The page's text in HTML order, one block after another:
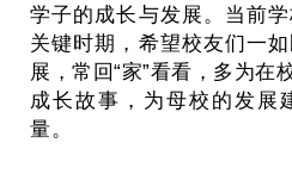
学子的成长与发展。当前
关键时期，希望校友们一
展，常回“家”看看，多为在
成长故事，为母校的发展
量。